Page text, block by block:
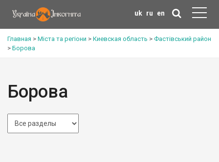
uk ru en
Главная > Міста та регіони > Киевская область > Фастівський район
> Борова
Борова